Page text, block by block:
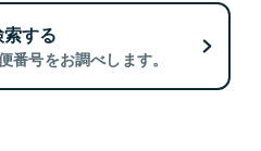
する
番号をお調べします。